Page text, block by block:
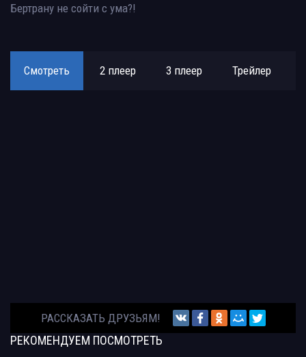
Бертрану не сойти с ума?!
Смотреть 2 плеер 3 плеер Трейлер
РАССКАЗАТЬ ДРУЗЬЯМ!
РЕКОМЕНДУЕМ ПОСМОТРЕТЬ